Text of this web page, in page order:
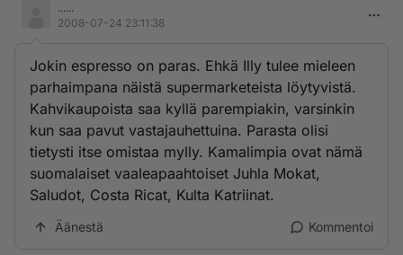
......
2008-07-24 23:11:38
Jokin espresso on paras. Ehkä Illy tulee mieleen
parhaimpana näistä supermarketeista löytyvistä.
Kahvikaupoista saa kyllä parempiakin, varsinkin
kun saa pavut vastajauhettuina. Parasta olisi
tietysti itse omistaa mylly. Kamalimpia ovat nämä
suomalaiset vaaleapaahtoiset Juhla Mokat,
Saludot, Costa Ricat, Kulta Katriinat.
Äänestä Kommentoi